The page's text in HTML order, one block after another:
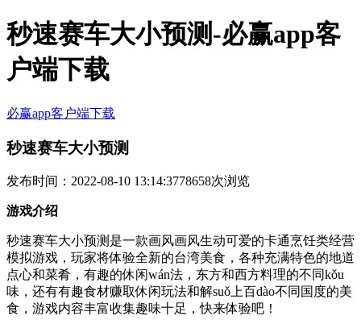
秒速赛车大小预测-必赢app客
户端下载
必赢app客户端下载
秒速赛车大小预测
发布时间：2022-08-10 13:14:3778658次浏览
游戏介绍
秒速赛车大小预测是一款画风画风生动可爱的卡通烹饪类经营
模拟游戏，玩家将体验全新的台湾美食，各种充满特色的地道
点心和菜肴，有趣的休闲wán法，东方和西方料理的不同kǒu
味，还有有趣食材赚取休闲玩法和解suǒ上百dào不同国度的美
食，游戏内容丰富收集趣味十足，快来体验吧！